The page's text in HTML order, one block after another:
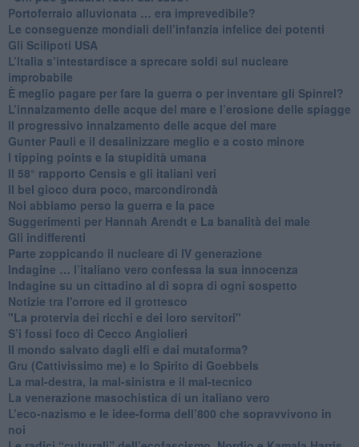
​Portoferraio alluvionata … era imprevedibile?
Le conseguenze mondiali dell’infanzia infelice dei potenti
​Gli Scilipoti USA
L’Italia s’intestardisce a sprecare soldi sul nucleare
improbabile
È meglio pagare per fare la guerra o per inventare gli Spinrel?
​L’innalzamento delle acque del mare e l’erosione delle spiagge
​Il progressivo innalzamento delle acque del mare
​Gunter Pauli e il desalinizzare meglio e a costo minore
I tipping points e la stupidità umana
​Il 58° rapporto Censis e gli italiani veri
​Il bel gioco dura poco, marcondirondà
Noi abbiamo perso la guerra e la pace
Suggerimenti per Hannah Arendt e La banalità del male
​Gli indifferenti
Parte zoppicando il nucleare di IV generazione
​Indagine … l’italiano vero confessa la sua innocenza
Indagine su un cittadino al di sopra di ogni sospetto
Notizie tra l'orrore ed il grottesco
"La protervia dei ricchi e dei loro servitori"
S’i fossi foco di Cecco Angiolieri
​Il mondo salvato dagli elfi e dai mutaforma?
Gru (Cattivissimo me) e lo Spirito di Goebbels
​La mal-destra, la mal-sinistra e il mal-tecnico
​La venerazione masochistica di un italiano vero
​L’eco-nazismo e le idee-forma dell’800 che sopravvivono in
noi